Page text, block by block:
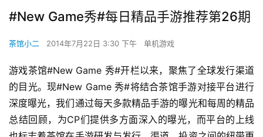
#New Game秀#每日精品手游推荐第26期
茶馆小二 2014年7月22日 3:30 下午 单机游戏
游戏茶馆#New Game 秀#开栏以来，聚焦了全球发行渠道
的目光。现#New Game 秀#将结合茶馆手游对接平台进行
深度曝光，我们通过每天多款精品手游的曝光和每周的精品
总结回顾，为CP们提供多方面深入的曝光，而平台的上线